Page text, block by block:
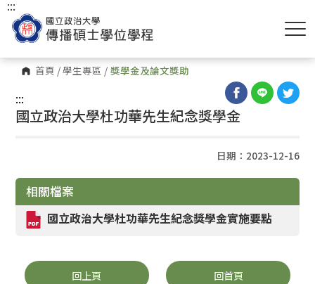
首頁 /學生專區 / 獎學金及論文獎助
:::
:::
國立政治大學杜功華先生紀念獎學金
日期：2023-12-16
相關檔案
國立政治大學杜功華先生紀念獎學金實施要點
回上頁 回首頁